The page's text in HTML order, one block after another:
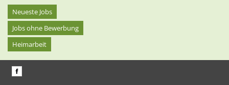
Neueste Jobs
Jobs ohne Bewerbung
Heimarbeit